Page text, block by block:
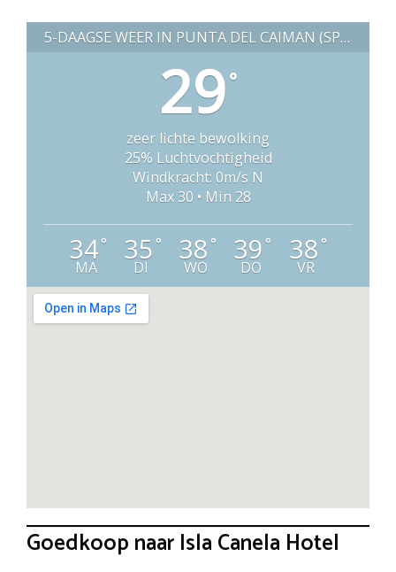
5-DAAGSE WEER IN PUNTA DEL CAIMAN (SPANJE)
29°
zeer lichte bewolking
25% Luchtvochtigheid
Windkracht: 0m/s N
Max 30 • Min 28
34°
MA
35°
DI
38°
WO
39°
DO
38°
VR
Goedkoop naar Isla Canela Hotel